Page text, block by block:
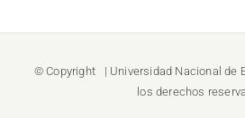
© Copyright | Universidad Nacional de
los derechos